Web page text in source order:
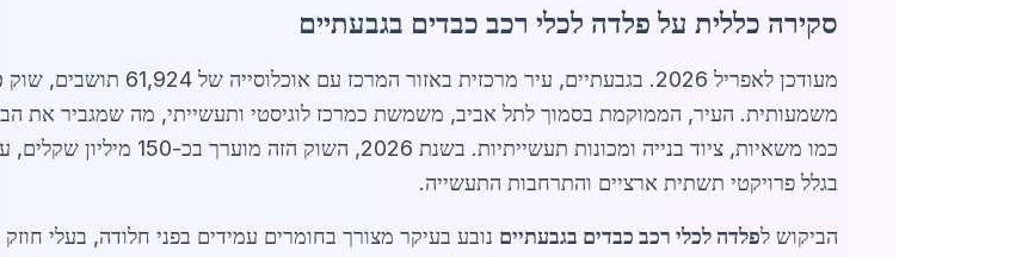
סקירה כללית על פלדה לכלי רכב כבדים בגבעתיים
מעודכן לאפריל 2026. בגבעתיים, עיר מרכזית באזור המרכז עם אוכלוסייה של 61,924 תושבים, שוק
משמעותית. העיר, הממוקמת בסמוך לתל אביב, משמשת כמרכז לוגיסטי ותעשייתי, מה שמגביר את
בגלל פרויקטי תשתית ארציים והתרחבות התעשייה.
הביקוש לפלדה לכלי רכב כבדים בגבעתיים נובע בעיקר מצורך בחומרים עמידים בפני חלודה, בעלי